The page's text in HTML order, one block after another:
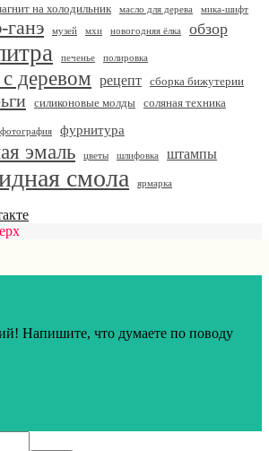
на холодильник масло для дерева мика-шифт
музей мхи новогодняя ёлка обзор
печенье полировка
деревом рецепт сборка бижутерии
силиконовые молды соляная техника
фотография фурнитура
эмаль цветы шлифовка штампы
смола ярмарка
Напишите, что думаете по поводу